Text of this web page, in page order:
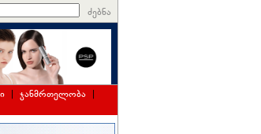
ძებნა
| ჯანმრთელობა |